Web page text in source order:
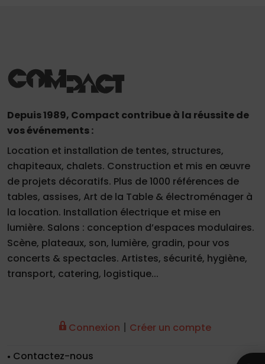
Depuis 1989, Compact contribue à la réussite de
vos événements :
Location et installation de tentes, structures,
chapiteaux, chalets. Construction et mis en œuvre
de projets décoratifs. Plus de 1000 références de
tables, assises, Art de la Table & électroménager à
la location. Installation électrique et mise en
lumière. Salons : conception d’espaces modulaires.
Scène, plateaux, son, lumière, gradin, pour vos
concerts & spectacles. Artistes, sécurité, hygiène,
transport, catering, logistique...
Connexion | Créer un compte
Contactez-nous